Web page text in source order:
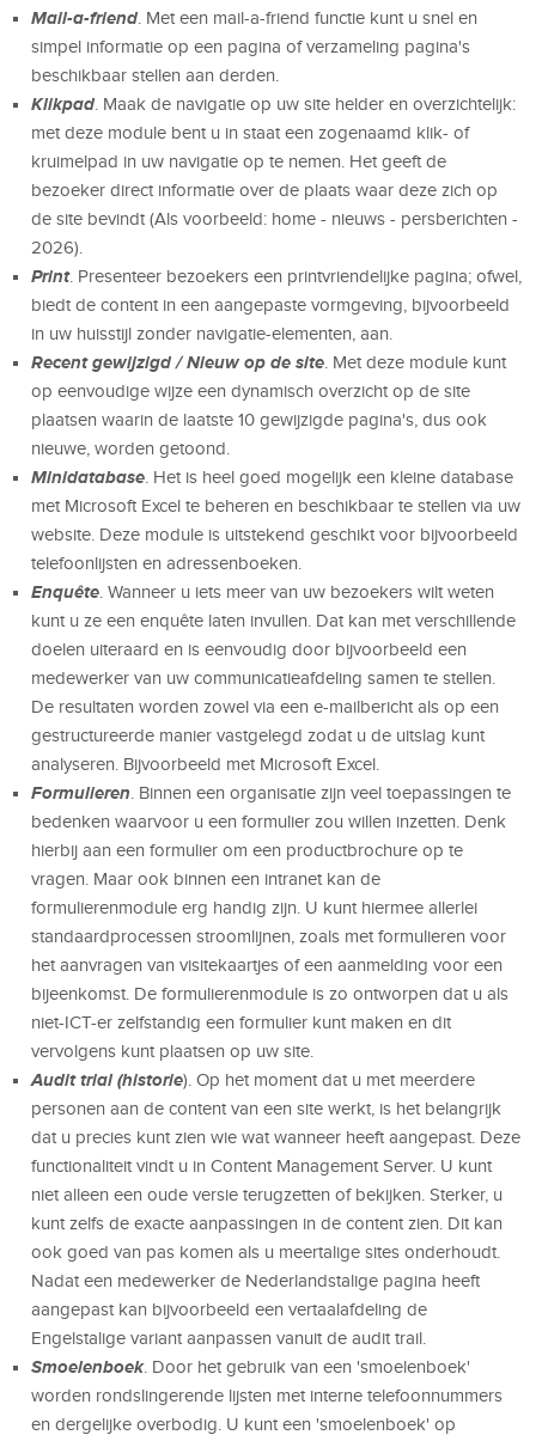
Mail-a-friend. Met een mail-a-friend functie kunt u snel en
simpel informatie op een pagina of verzameling pagina's
beschikbaar stellen aan derden.
Klikpad. Maak de navigatie op uw site helder en overzichtelijk:
met deze module bent u in staat een zogenaamd klik- of
kruimelpad in uw navigatie op te nemen. Het geeft de
bezoeker direct informatie over de plaats waar deze zich op
de site bevindt (Als voorbeeld: home - nieuws - persberichten -
2026).
Print. Presenteer bezoekers een printvriendelijke pagina; ofwel,
biedt de content in een aangepaste vormgeving, bijvoorbeeld
in uw huisstijl zonder navigatie-elementen, aan.
Recent gewijzigd / Nieuw op de site . Met deze module kunt
op eenvoudige wijze een dynamisch overzicht op de site
plaatsen waarin de laatste 10 gewijzigde pagina's, dus ook
nieuwe, worden getoond.
Minidatabase . Het is heel goed mogelijk een kleine database
met Microsoft Excel te beheren en beschikbaar te stellen via uw
website. Deze module is uitstekend geschikt voor bijvoorbeeld
telefoonlijsten en adressenboeken.
Enquête . Wanneer u iets meer van uw bezoekers wilt weten
kunt u ze een enquête laten invullen. Dat kan met verschillende
doelen uiteraard en is eenvoudig door bijvoorbeeld een
medewerker van uw communicatieafdeling samen te stellen.
De resultaten worden zowel via een e-mailbericht als op een
gestructureerde manier vastgelegd zodat u de uitslag kunt
analyseren. Bijvoorbeeld met Microsoft Excel.
Formulieren . Binnen een organisatie zijn veel toepassingen te
bedenken waarvoor u een formulier zou willen inzetten. Denk
hierbij aan een formulier om een productbrochure op te
vragen. Maar ook binnen een intranet kan de
formulierenmodule erg handig zijn. U kunt hiermee allerlei
standaardprocessen stroomlijnen, zoals met formulieren voor
het aanvragen van visitekaartjes of een aanmelding voor een
bijeenkomst. De formulierenmodule is zo ontworpen dat u als
niet-ICT-er zelfstandig een formulier kunt maken en dit
vervolgens kunt plaatsen op uw site.
Audit trial (historie). Op het moment dat u met meerdere
personen aan de content van een site werkt, is het belangrijk
dat u precies kunt zien wie wat wanneer heeft aangepast. Deze
functionaliteit vindt u in Content Management Server. U kunt
niet alleen een oude versie terugzetten of bekijken. Sterker, u
kunt zelfs de exacte aanpassingen in de content zien. Dit kan
ook goed van pas komen als u meertalige sites onderhoudt.
Nadat een medewerker de Nederlandstalige pagina heeft
aangepast kan bijvoorbeeld een vertaalafdeling de
Engelstalige variant aanpassen vanuit de audit trail.
Smoelenboek. Door het gebruik van een 'smoelenboek'
worden rondslingerende lijsten met interne telefoonnummers
en dergelijke overbodig. U kunt een 'smoelenboek' op